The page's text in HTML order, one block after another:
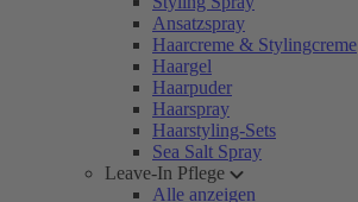
Ansatzspray
Haarcreme & Stylingcreme
Haargel
Haarpuder
Haarspray
Haarstyling-Sets
Sea Salt Spray
Leave-In Pflege
Alle anzeigen